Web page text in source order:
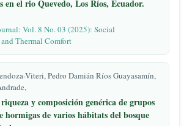
en el rio Quevedo, Los Ríos, Ecuador.
Vol. 8 No. 03 (2025): Social
Thermal Comfort
Viteri, Pedro Damián Ríos Guayasamín,
y composición genérica de grupos
hormigas de varios hábitats del bosque